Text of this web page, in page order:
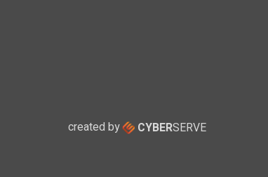
created by CYBERSERVE